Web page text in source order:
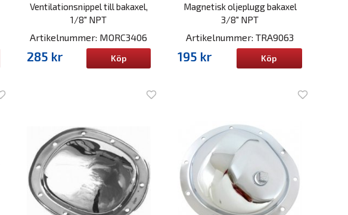
Ventilationsnippel till bakaxel,
1/8" NPT
Artikelnummer: MORC3406
285 kr Köp
Magnetisk oljeplugg bakaxel
3/8" NPT
Artikelnummer: TRA9063
195 kr Köp